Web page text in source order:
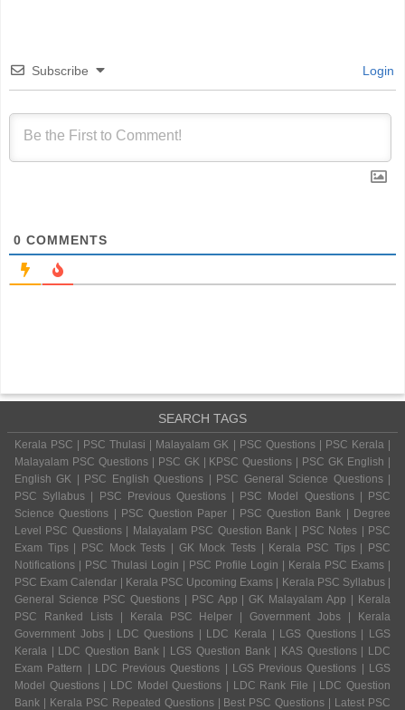
Subscribe Login
0 COMMENTS
SEARCH TAGS
Kerala PSC | PSC Thulasi | Malayalam GK | PSC Questions | PSC Kerala |
Malayalam PSC Questions | PSC GK | KPSC Questions | PSC GK English |
English GK | PSC English Questions | PSC General Science Questions |
PSC Syllabus | PSC Previous Questions | PSC Model Questions | PSC
Science Questions | PSC Question Paper | PSC Question Bank | Degree
Level PSC Questions | Malayalam PSC Question Bank | PSC Notes | PSC
Exam Tips | PSC Mock Tests | GK Mock Tests | Kerala PSC Tips | PSC
Notifications | PSC Thulasi Login | PSC Profile Login | Kerala PSC Exams |
PSC Exam Calendar | Kerala PSC Upcoming Exams | Kerala PSC Syllabus |
General Science PSC Questions | PSC App | GK Malayalam App | Kerala
PSC Ranked Lists | Kerala PSC Helper | Government Jobs | Kerala
Government Jobs | LDC Questions | LDC Kerala | LGS Questions | LGS
Kerala | LDC Question Bank | LGS Question Bank | KAS Questions | LDC
Exam Pattern | LDC Previous Questions | LGS Previous Questions | LGS
Model Questions | LDC Model Questions | LDC Rank File | LDC Question
Bank | Kerala PSC Repeated Questions | Best PSC Questions | Latest PSC